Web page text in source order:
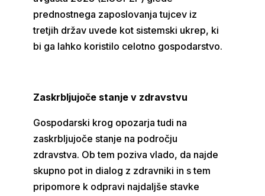
prednostnega zaposlovanja tujcev iz
tretjih držav uvede kot sistemski ukrep, ki
bi ga lahko koristilo celotno gospodarstvo.
Zaskrbljujoče stanje v zdravstvu
Gospodarski krog opozarja tudi na
zaskrbljujoče stanje na področju
zdravstva. Ob tem poziva vlado, da najde
skupno pot in dialog z zdravniki in s tem
pripomore k odpravi najdaljše stavke